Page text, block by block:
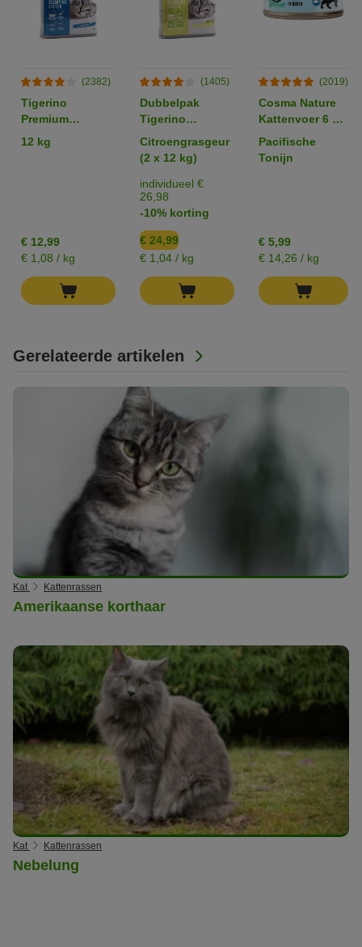
Gerelateerde artikelen
Kat Kattenrassen
Amerikaanse korthaar
Kat Kattenrassen
Nebelung
(2382)
Tigerino
Premium
Kattenbakvulling
- Sensitive
12 kg
€ 12,99
€ 1,08 / kg
(1405)
Dubbelpak
Tigerino
Premium
Kattenbakvulling
Citroengrasgeur
(2 x 12 kg)
individueel €
26,98
-10% korting
€ 24,99
€ 1,04 / kg
(2019)
Cosma Nature
Kattenvoer 6 x
70 g
Pacifische
Tonijn
€ 5,99
€ 14,26 / kg